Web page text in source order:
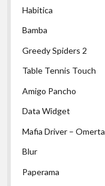
Habitica
Bamba
Greedy Spiders 2
Table Tennis Touch
Amigo Pancho
Data Widget
Mafia Driver – Omerta
Blur
Paperama